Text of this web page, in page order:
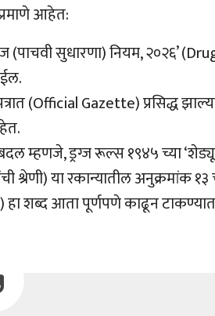
आहेत:
(पाचवी सुधारणा) नियम, २०२६’
(Official Gazette) प्रसिद्ध
बदल म्हणजे, ड्रग्ज रूल्स १९४५ च्या
या रकान्यातील अनुक्रमांक १३
हा शब्द आता पूर्णपणे काढून